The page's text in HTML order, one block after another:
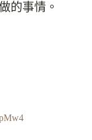
的事情。